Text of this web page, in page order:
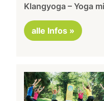
Klangyoga – Yoga
alle Infos »